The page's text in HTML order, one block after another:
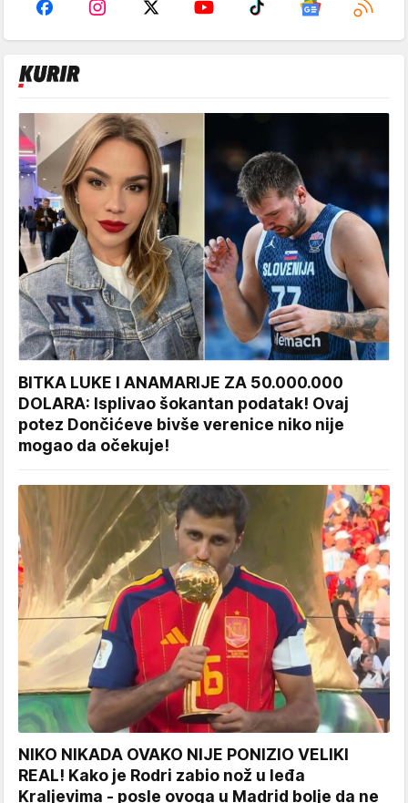
BITKA LUKE I ANAMARIJE ZA 50.000.000
DOLARA: Isplivao šokantan podatak! Ovaj
potez Dončićeve bivše verenice niko nije
mogao da očekuje!
NIKO NIKADA OVAKO NIJE PONIZIO VELIKI
REAL! Kako je Rodri zabio nož u leđa
Kraljevima - posle ovoga u Madrid bolje da ne